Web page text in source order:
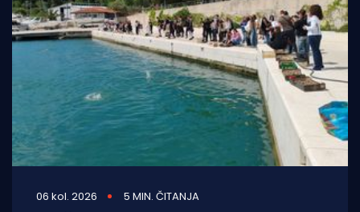
06 kol. 2026 5 MIN. ČITANJA